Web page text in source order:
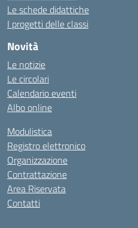
Le schede didattiche
I progetti delle classi
Novità
Le notizie
Le circolari
Calendario eventi
Albo online
Modulistica
Registro elettronico
Organizzazione
Contrattazione
Area Riservata
Contatti